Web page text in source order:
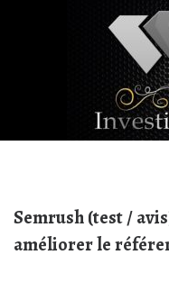
Semrush (test /
améliorer le